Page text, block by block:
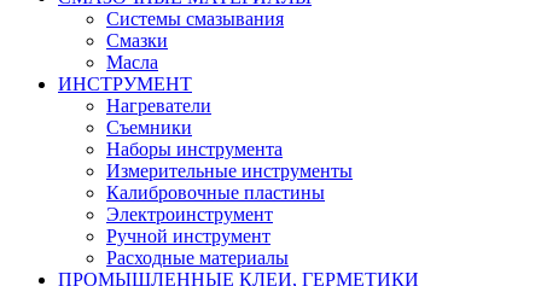
Системы смазывания
Смазки
Масла
ИНСТРУМЕНТ
Нагреватели
Съемники
Наборы инструмента
Измерительные инструменты
Калибровочные пластины
Электроинструмент
Ручной инструмент
Расходные материалы
ПРОМЫШЛЕННЫЕ КЛЕИ, ГЕРМЕТИКИ